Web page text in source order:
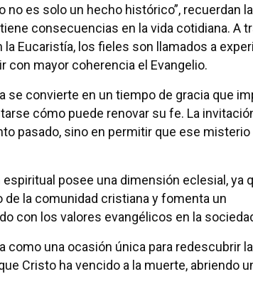
no es solo un hecho histórico”, recuerdan
consecuencias en la vida cotidiana. A
la Eucaristía, los fieles son llamados a
con mayor coherencia el Evangelio.
se convierte en un tiempo de gracia que
cómo puede renovar su fe. La
pasado, sino en permitir que ese misterio
posee una dimensión eclesial, ya
la comunidad cristiana y fomenta un
con los valores evangélicos en la
como una ocasión única para redescubrir
Cristo ha vencido a la muerte, abriendo